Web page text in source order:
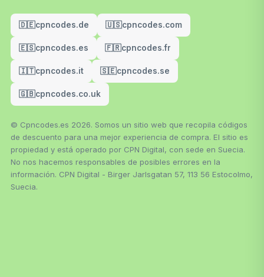
🇩🇪cpncodes.de 🇺🇸cpncodes.com
🇪🇸cpncodes.es 🇫🇷cpncodes.fr
🇮🇹cpncodes.it 🇸🇪cpncodes.se
🇬🇧cpncodes.co.uk
© Cpncodes.es 2026. Somos un sitio web que recopila códigos
de descuento para una mejor experiencia de compra. El sitio es
propiedad y está operado por CPN Digital, con sede en Suecia.
No nos hacemos responsables de posibles errores en la
información. CPN Digital - Birger Jarlsgatan 57, 113 56 Estocolmo,
Suecia.